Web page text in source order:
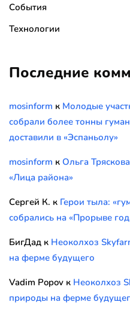
События
Технологии
Последние
mosinform к Молодые
собрали более тонны
доставили в «Эспаньолу»
mosinform к Ольга
«Лица района»
Сергей К. к Герои тыла:
собрались на «Прорыве
БигДад к Неоколхоз
на ферме будущего
Vadim Popov к Неоколхоз
природы на ферме